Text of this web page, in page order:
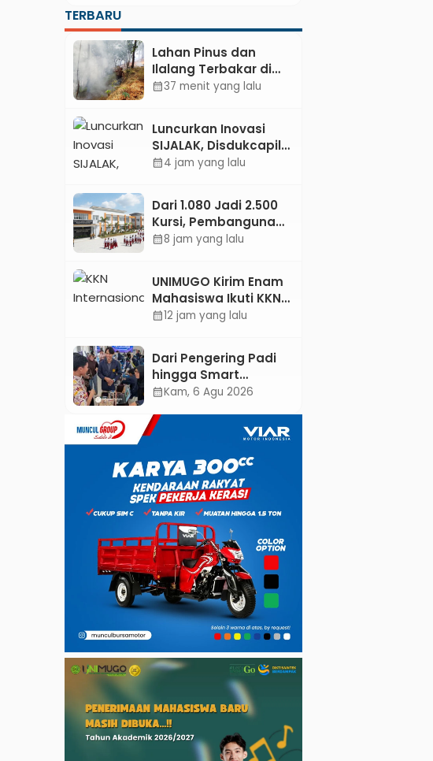
TERBARU
Lahan Pinus dan
Ilalang Terbakar di
Kebumen, Aparat
Secara Manual
calendar_month37 menit yang lalu
Luncurkan Inovasi
SIJALAK, Disdukcapil
Kebumen Perkuat
Tingkat Desa
calendar_month4 jam yang lalu
Dari 1.080 Jadi 2.500
Kursi, Pembangunan
Sekolah Rakyat
Oktober 2026
calendar_month8 jam yang lalu
UNIMUGO Kirim Enam
Mahasiswa Ikuti KKN
Internasional 2026 di
calendar_month12 jam yang lalu
Dari Pengering Padi
hingga Smart
Parking: Mahasiswa
Pameran CODEX 2
calendar_monthKam, 6 Agu 2026